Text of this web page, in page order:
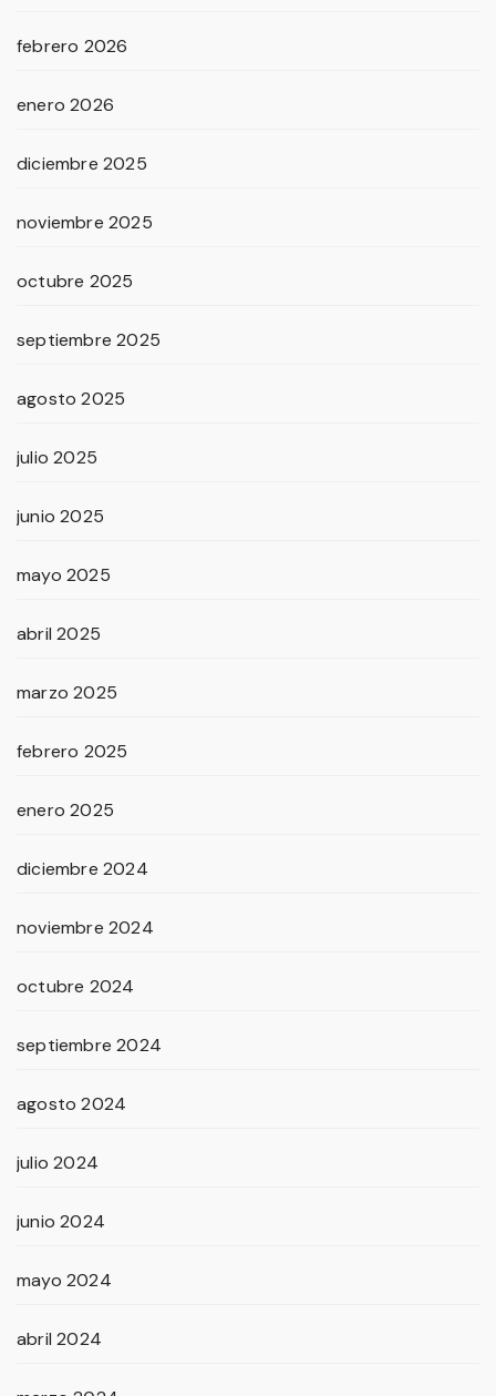
febrero 2026
enero 2026
diciembre 2025
noviembre 2025
octubre 2025
septiembre 2025
agosto 2025
julio 2025
junio 2025
mayo 2025
abril 2025
marzo 2025
febrero 2025
enero 2025
diciembre 2024
noviembre 2024
octubre 2024
septiembre 2024
agosto 2024
julio 2024
junio 2024
mayo 2024
abril 2024